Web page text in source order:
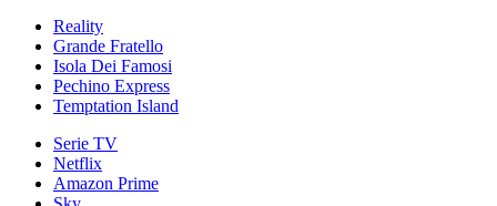
Reality
Grande Fratello
Isola Dei Famosi
Pechino Express
Temptation Island
Serie TV
Netflix
Amazon Prime